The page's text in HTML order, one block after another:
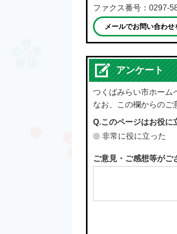
ファクス番号：0297-
メールでお問い合わせ
アンケート
つくばみらい市ホーム
なお、この欄からのご
Q.このページはお役に
非常に役に立った
ご意見・ご感想等がご